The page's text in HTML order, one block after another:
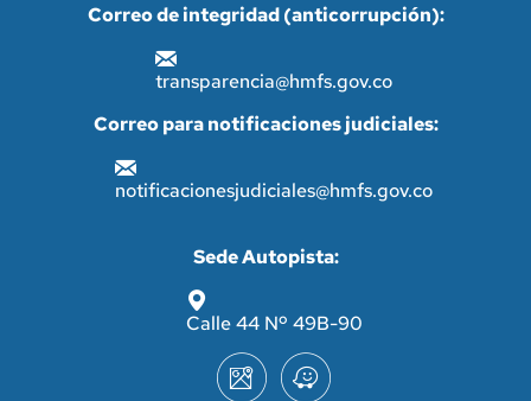
Correo de integridad (anticorrupción):
transparencia@hmfs.gov.co
Correo para notificaciones judiciales:
notificacionesjudiciales@hmfs.gov.co
Sede Autopista:
Calle 44 Nº 49B-90